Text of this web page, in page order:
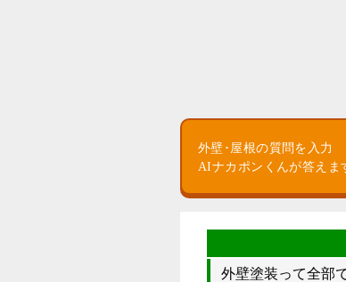
外壁･屋根の質問を入力
AIナカポンくんが答えま
外壁塗装って全部